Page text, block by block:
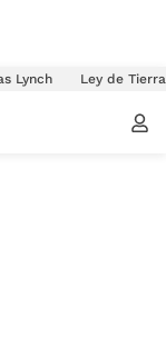
Lynch Ley de